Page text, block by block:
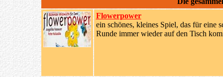
Flowerpower
ein schönes, kleines Spiel, das für eine
Runde immer wieder auf den Tisch